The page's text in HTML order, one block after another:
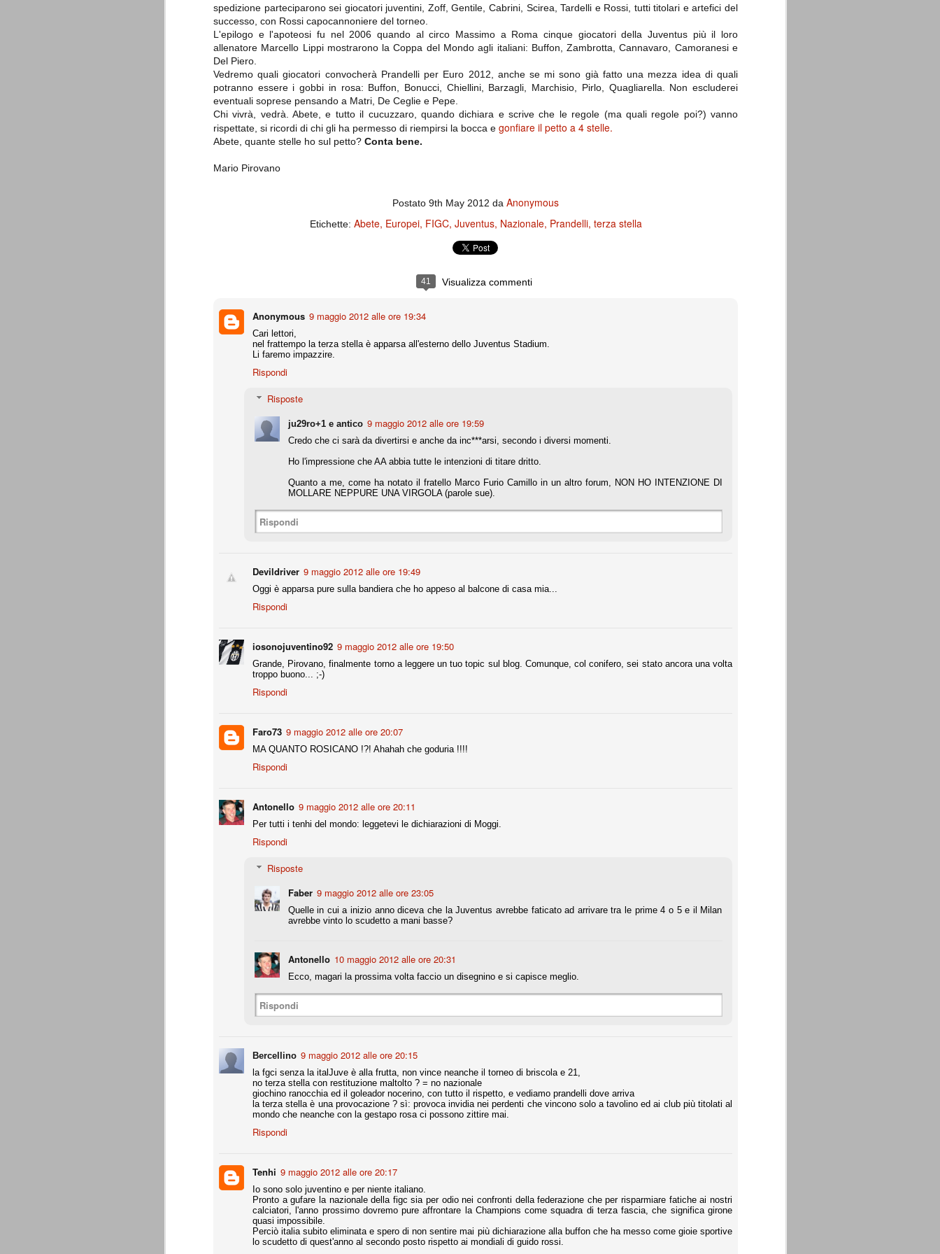
spedizione parteciparono sei giocatori juventini, Zoff, Gentile, Cabrini, Scirea, Tardelli e Rossi, tutti titolari e artefici del
successo, con Rossi capocannoniere del torneo.
L'epilogo e l'apoteosi fu nel 2006 quando al circo Massimo a Roma cinque giocatori della Juventus più il loro
allenatore Marcello Lippi mostrarono la Coppa del Mondo agli italiani: Buffon, Zambrotta, Cannavaro, Camoranesi e
Del Piero.
Vedremo quali giocatori convocherà Prandelli per Euro 2012, anche se mi sono già fatto una mezza idea di quali
potranno essere i gobbi in rosa: Buffon, Bonucci, Chiellini, Barzagli, Marchisio, Pirlo, Quagliarella. Non escluderei
eventuali soprese pensando a Matri, De Ceglie e Pepe.
Chi vivrà, vedrà. Abete, e tutto il cucuzzaro, quando dichiara e scrive che le regole (ma quali regole poi?) vanno
rispettate, si ricordi di chi gli ha permesso di riempirsi la bocca e gonfiare il petto a 4 stelle.
Abete, quante stelle ho sul petto? Conta bene.
Mario Pirovano
Postato 9th May 2012 da Anonymous
Etichette: Abete Europei FIGC Juventus Nazionale Prandelli terza stella
41 Visualizza commenti
Anonymous 9 maggio 2012 alle ore 19:34
Cari lettori,
nel frattempo la terza stella è apparsa all'esterno dello Juventus Stadium.
Li faremo impazzire.
Rispondi
Risposte
ju29ro+1 e antico 9 maggio 2012 alle ore 19:59
Credo che ci sarà da divertirsi e anche da inc***arsi, secondo i diversi momenti.
Ho l'impressione che AA abbia tutte le intenzioni di titare dritto.
Quanto a me, come ha notato il fratello Marco Furio Camillo in un altro forum, NON HO INTENZIONE DI
MOLLARE NEPPURE UNA VIRGOLA (parole sue).
Rispondi
Devildriver 9 maggio 2012 alle ore 19:49
Oggi è apparsa pure sulla bandiera che ho appeso al balcone di casa mia...
Rispondi
iosonojuventino92 9 maggio 2012 alle ore 19:50
Grande, Pirovano, finalmente torno a leggere un tuo topic sul blog. Comunque, col conifero, sei stato ancora una volta
troppo buono... ;-)
Rispondi
Faro73 9 maggio 2012 alle ore 20:07
MA QUANTO ROSICANO !?! Ahahah che goduria !!!!
Rispondi
Antonello 9 maggio 2012 alle ore 20:11
Per tutti i tenhi del mondo: leggetevi le dichiarazioni di Moggi.
Rispondi
Risposte
Faber 9 maggio 2012 alle ore 23:05
Quelle in cui a inizio anno diceva che la Juventus avrebbe faticato ad arrivare tra le prime 4 o 5 e il Milan
avrebbe vinto lo scudetto a mani basse?
Antonello 10 maggio 2012 alle ore 20:31
Ecco, magari la prossima volta faccio un disegnino e si capisce meglio.
Rispondi
Bercellino 9 maggio 2012 alle ore 20:15
la fgci senza la italJuve è alla frutta, non vince neanche il torneo di briscola e 21,
no terza stella con restituzione maltolto ? = no nazionale
giochino ranocchia ed il goleador nocerino, con tutto il rispetto, e vediamo prandelli dove arriva
la terza stella è una provocazione ? sì: provoca invidia nei perdenti che vincono solo a tavolino ed ai club più titolati al
mondo che neanche con la gestapo rosa ci possono zittire mai.
Rispondi
Tenhi 9 maggio 2012 alle ore 20:17
Io sono solo juventino e per niente italiano.
Pronto a gufare la nazionale della figc sia per odio nei confronti della federazione che per risparmiare fatiche ai nostri
calciatori, l'anno prossimo dovremo pure affrontare la Champions come squadra di terza fascia, che significa girone
quasi impossibile.
Perciò italia subito eliminata e spero di non sentire mai più dichiarazione alla buffon che ha messo come gioie sportive
lo scudetto di quest'anno al secondo posto rispetto ai mondiali di guido rossi.
combinato un granché, ritrova la luce solo a 10 minuti dalla fine, dopo essere rimasta in 10 uomini.
Champions League 2015/16
I sorteggi di giovedì 27 Agosto hanno regalato un'urna non facile alle italiane, specialmente alla Juventus,
che, a detta di tutti, è capitata nel girone forse più avvincente:
Gruppo A: Psg (Fra), Real Madrid (Spa), Shakhtar Donetsk (Ucr), Malmoe (Sve)
Gruppo B: Psv Eindhoven (Ola), Manchester Utd (Ing), Cska Mosca (Rus), Wolfsburg (Ger).
Gruppo C: Benfica (Por), Atletico Madrid (Spa), Galatasaray (Tur), Astana (Kaz).
Sconfitta meritata, anche con un pizzico di sfortuna. Partita sbagliata come impostazione, a cominciare
fretta. Che ne pensate voi? Un semplice passo falso, o c'è qualcosa di più?
È di oggi la pubblicazione del dispositivo della sentenza di primo grado del processo sportivo
A noi francamente interessa assai poco della polemica sviluppatasi in questi giorni, soprattutto fra tifosi
ascolani e tifosi teramani. E' perfino ovvio che ognuno tiri l'acqua al suo mulino e difenda strenuamente il
proprio campanile, anche a dispetto della presenza o dell'assenza di prove. Ci interessa invece altro.
Dopo le incongruenze emerse negli scorsi anni nello scandalo del
calcioscommesse, con le assurde accuse a Pepe e Bonucci, e la
testimonianze di terze parti (senza riscontri oggettivi), ora si punta il dito
La Juventus di Agnelli-Marotta
ricordare. In particolare con Allegri alla guida, negli ultimi 13 mesi, sono stati ottenuti (in 5 competizioni) 3
successi e 2 secondi posti.
- coppa Italia: elim. quarti finale
- Europa League: elim. gironi (senza sconfitte)
Supercoppa italiana: Juventus - Lazio 2-0
Una prova di forza che aiuta indubbiamente i bianconeri a trovare una certa unità dopo le prime deludenti
amichevoli estive.
sono un bosniaco e un croato... no, non è una storiaccia legata alla ex Jugoslavia. Dicevamo che ci sono
un bosniaco e un croato... Hanno la stessa età (29 anni), e sono fisicamente simili, entrambi grandi e grossi.
Giocavano entrambi in squadre importanti europee, e tutti e due sono appena arrivati a giocare in Italia. Il
bosniaco è considerato un top player.
Motivazioni senza motivazione
Giraudo e agli altri imputati che avevano scelto di farsi giudicare con il rito abbreviato.
Precisiamo inoltre che non ci interessano, e quindi non le commenteremo, le considerazioni (di parte)
dell'avvocato Catalanotti, prontamente riprese dalla maggior parte dei media (chissà perché...), come fossero
Precisione svizzera
Il calcio estivo va sempre preso per quello che è: un allenamento in vista della stagione, una ghiotta
Appunti: 2. Potenza di fuoco
La potenza di fuoco è = quota annua di ammortamento + ingaggio lordo annuo. La somma della potenza
di fuoco di una società non deve superare il 70 % del fatturato al netto delle plusvalenze (vedi regole del
Appunti: 1. Il cambiamento
Siamo poco oltre metà luglio, e il mercato si valuta alla fine, a inizio settembre. Fermo restando che poi
conta e parla il campo. E, al 21 luglio, sono già arrivati Rugani, Dybala, Khedira, Mandzukic, Neto, Zaza.
Sono andati via Storari, Pepe, Pirlo, Tevez, Ogbonna, forse Vidal. Il mercato i nostri dirigenti hanno dimostrato
(nel tempo, e a suon di risultati) di saperlo fare meglio di noi tifosi.